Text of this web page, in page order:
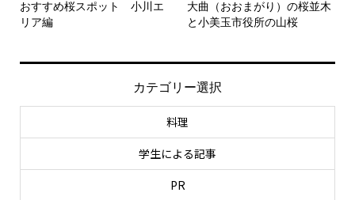
おすすめ桜スポット 小川エ
リア編
大曲（おおまがり）の桜並木
と小美玉市役所の山桜
カテゴリー選択
料理
学生による記事
PR